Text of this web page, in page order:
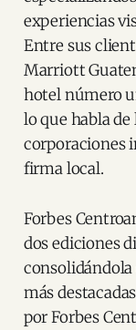
experiencias
Entre sus
Marriott
hotel número
lo que habla
corporaciones
firma local.
Forbes
dos ediciones
más
por Forbes